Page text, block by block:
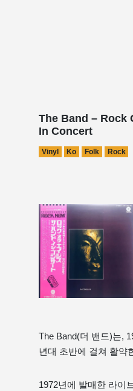
The Band – Rock
In Concert
Vinyl Ko Folk Rock
The Band(더 밴드)는,
년대 초반에 걸쳐 활약
1972년에 발매한 라이